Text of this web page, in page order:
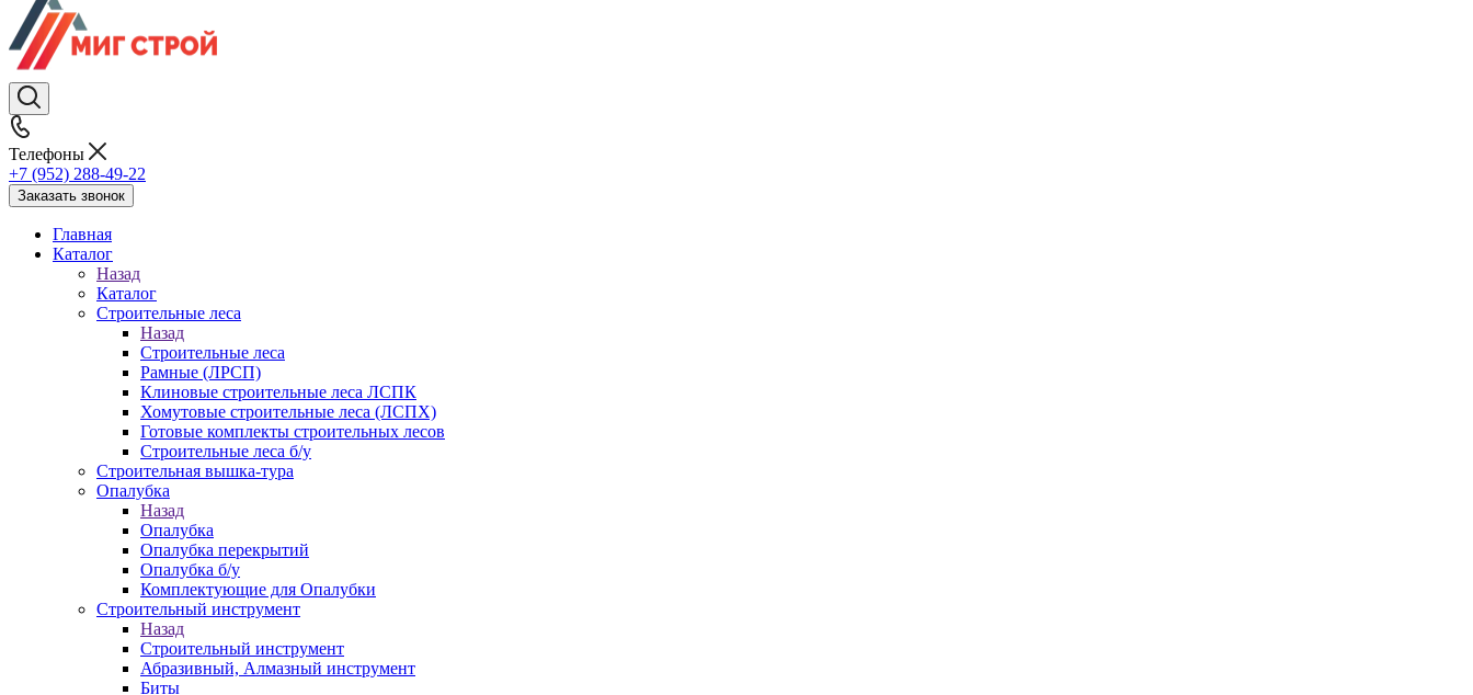
Телефоны
+7 (952) 288-49-22
Заказать звонок
Главная
Каталог
Назад
Каталог
Строительные леса
Назад
Строительные леса
Рамные (ЛРСП)
Клиновые строительные леса ЛСПК
Хомутовые строительные леса (ЛСПХ)
Готовые комплекты строительных лесов
Строительные леса б/у
Строительная вышка-тура
Опалубка
Назад
Опалубка
Опалубка перекрытий
Опалубка б/у
Комплектующие для Опалубки
Строительный инструмент
Назад
Строительный инструмент
Абразивный, Алмазный инструмент
Биты